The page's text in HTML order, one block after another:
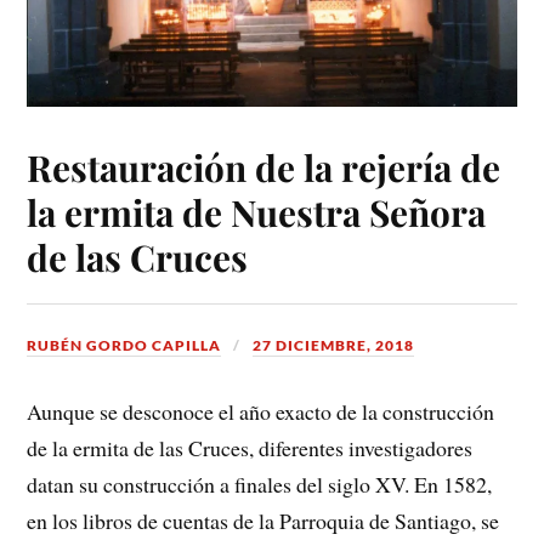
Restauración de la rejería de
la ermita de Nuestra Señora
de las Cruces
RUBÉN GORDO CAPILLA 27 DICIEMBRE, 2018
Aunque se desconoce el año exacto de la construcción
de la ermita de las Cruces, diferentes investigadores
datan su construcción a finales del siglo XV. En 1582,
en los libros de cuentas de la Parroquia de Santiago, se